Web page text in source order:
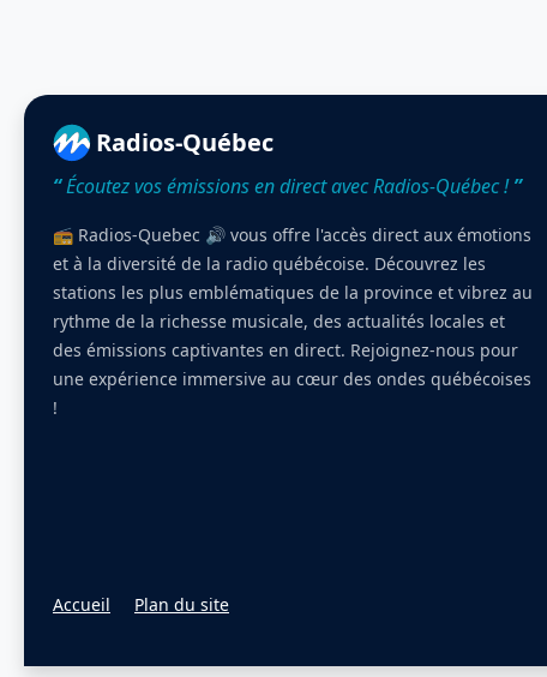
Radios-Québec
“Écoutez vos émissions en direct avec Radios-Québec !”
📻 Radios-Quebec 🔊 vous offre l'accès direct aux émotions
et à la diversité de la radio québécoise. Découvrez les
stations les plus emblématiques de la province et vibrez au
rythme de la richesse musicale, des actualités locales et
des émissions captivantes en direct. Rejoignez-nous pour
une expérience immersive au cœur des ondes québécoises
!
Accueil Plan du site